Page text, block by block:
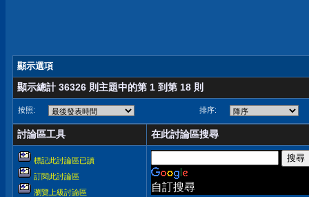
顯示選項
顯示總計 36326 則主題中的第 1 到第 18 則
按照: 排序:
討論區工具 在此討論區搜尋
標記此討論區已讀
訂閱此討論區
瀏覽上級討論區
自訂搜尋